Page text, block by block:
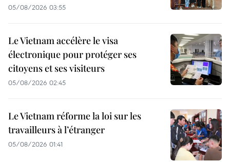
05/08/2026 03:55
Le Vietnam accélère le visa
électronique pour protéger ses
citoyens et ses visiteurs
05/08/2026 02:45
Le Vietnam réforme la loi sur les
travailleurs à l’étranger
05/08/2026 01:41